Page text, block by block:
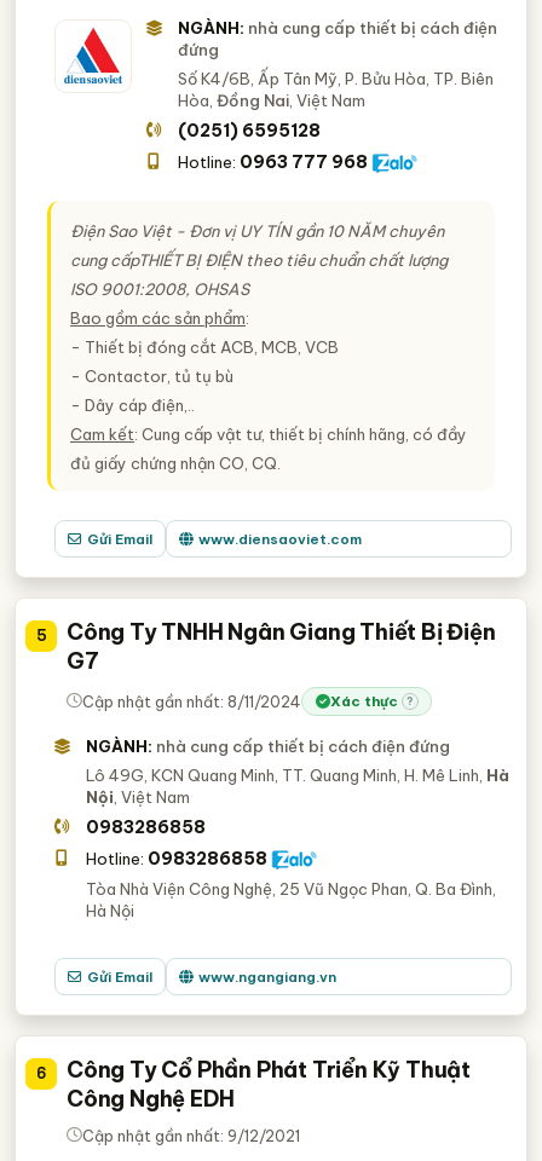
NGÀNH: nhà cung cấp thiết bị cách điện
đứng
Số K4/6B, Ấp Tân Mỹ, P. Bửu Hòa, TP. Biên
Hòa,Đồng Nai , Việt Nam
(0251) 6595128
Hotline: 0963 777 968
Điện Sao Việt - Đơn vịUY TÍNgần 10 NĂM chuyên
cung cấpTHIẾT BỊ ĐIỆNtheo tiêu chuẩn chất lượng
ISO 9001:2008, OHSAS
Bao gồm các sản phẩm:
- Thiết bị đóng cắt ACB, MCB, VCB
- Contactor, tủ tụ bù
- Dây cáp điện,..
Cam kết: Cung cấp vật tư, thiết bị chính hãng, có đầy
đủ giấy chứng nhận CO, CQ.
Gửi Email www.diensaoviet.com
5
Công Ty TNHH Ngân Giang Thiết Bị Điện
G7
Cập nhật gần nhất: 8/11/2024 Xác thực ?
NGÀNH: nhà cung cấp thiết bị cách điện đứng
Lô 49G, KCN Quang Minh, TT. Quang Minh, H. Mê Linh, Hà
Nội , Việt Nam
0983286858
Hotline: 0983286858
Tòa Nhà Viện Công Nghệ, 25 Vũ Ngọc Phan, Q. Ba Đình,
Hà Nội
Gửi Email www.ngangiang.vn
6
Công Ty Cổ Phần Phát Triển Kỹ Thuật
Công Nghệ EDH
Cập nhật gần nhất: 9/12/2021